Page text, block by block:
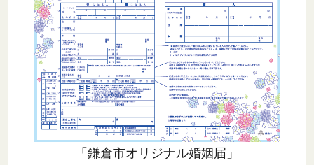
「鎌倉市オリジナル婚姻届」